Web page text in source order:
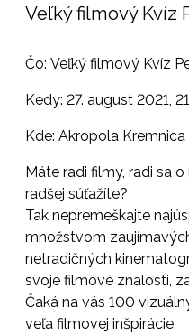
Veľký filmový Kvíz
Čo: Veľký filmový Kvíz
Kedy: 27. august 2021,
Kde: Akropola Kremnica
Máte radi filmy, radi sa
radšej súťažíte?
Tak nepremeškajte
množstvom
netradičných
svoje filmové znalosti,
Čaká na vás 100
veľa filmovej inšpirácie.